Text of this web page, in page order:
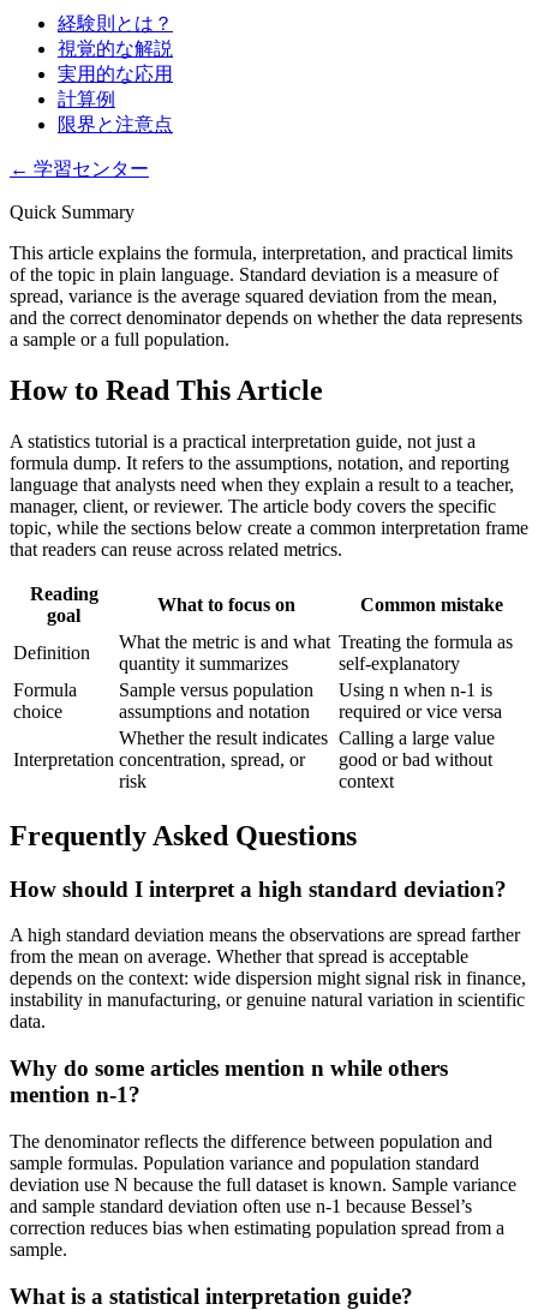
経験則とは？
視覚的な解説
実用的な応用
計算例
限界と注意点
← 学習センター
Quick Summary
This article explains the formula, interpretation, and practical limits
of the topic in plain language. Standard deviation is a measure of
spread, variance is the average squared deviation from the mean,
and the correct denominator depends on whether the data represents
a sample or a full population.
How to Read This Article
A statistics tutorial is a practical interpretation guide, not just a
formula dump. It refers to the assumptions, notation, and reporting
language that analysts need when they explain a result to a teacher,
manager, client, or reviewer. The article body covers the specific
topic, while the sections below create a common interpretation frame
that readers can reuse across related metrics.
Reading
goal
What to focus on Common mistake
Definition
What the metric is and what
quantity it summarizes
Treating the formula as
self-explanatory
Formula
choice
Sample versus population
assumptions and notation
Using n when n-1 is
required or vice versa
Interpretation
Whether the result indicates
concentration, spread, or
risk
Calling a large value
good or bad without
context
Frequently Asked Questions
How should I interpret a high standard deviation?
A high standard deviation means the observations are spread farther
from the mean on average. Whether that spread is acceptable
depends on the context: wide dispersion might signal risk in finance,
instability in manufacturing, or genuine natural variation in scientific
data.
Why do some articles mention n while others
mention n-1?
The denominator reflects the difference between population and
sample formulas. Population variance and population standard
deviation use N because the full dataset is known. Sample variance
and sample standard deviation often use n-1 because Bessel’s
correction reduces bias when estimating population spread from a
sample.
What is a statistical interpretation guide?